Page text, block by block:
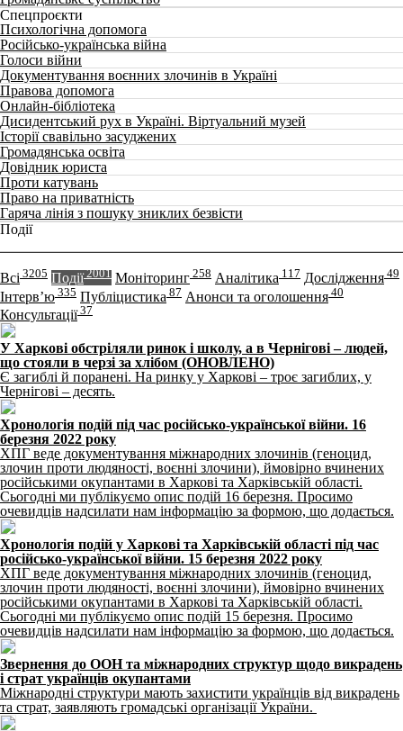
Спецпроєкти
Психологічна допомога
Російсько-українська війна
Голоси війни
Документування воєнних злочинів в Україні
Правова допомога
Онлайн-бібліотека
Дисидентський рух в Україні. Віртуальний музей
Історії свавільно засуджених
Громадянська освіта
Довідник юриста
Проти катувань
Право на приватність
Гаряча лінія з пошуку зниклих безвісти
Події
Всі 3205 Події2001 Моніторинг 258 Аналітика 117 Дослідження 49
Інтерв’ю 335 Публіцистика 87 Анонси та оголошення 40
Консультації37
У Харкові обстріляли ринок і школу, а в Чернігові – людей,
що стояли в черзі за хлібом (ОНОВЛЕНО)
Є загиблі й поранені. На ринку у Харкові – троє загиблих, у
Чернігові – десять.
Хронологія подій під час російсько-української війни. 16
березня 2022 року
ХПГ веде документування міжнародних злочинів (геноцид,
злочин проти людяності, воєнні злочини), ймовірно вчинених
російськими окупантами в Харкові та Харківській області.
Сьогодні ми публікуємо опис подій 16 березня. Просимо
очевидців надсилати нам інформацію за формою, що додається.
Хронологія подій у Харкові та Харківській області під час
російсько-української війни. 15 березня 2022 року
ХПГ веде документування міжнародних злочинів (геноцид,
злочин проти людяності, воєнні злочини), ймовірно вчинених
російськими окупантами в Харкові та Харківській області.
Сьогодні ми публікуємо опис подій 15 березня. Просимо
очевидців надсилати нам інформацію за формою, що додається.
Звернення до ООН та міжнародних структур щодо викрадень
і страт українців окупантами
Міжнародні структури мають захистити українців від викрадень
та страт, заявляють громадські організації України.